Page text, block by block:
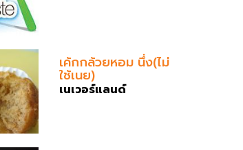
เค้กกล้วยหอม นึ่ง(ไม่
ใช้เนย)
เนเวอร์แลนด์